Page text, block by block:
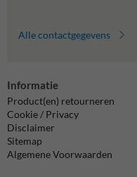
Alle contactgegevens
Informatie
Product(en) retourneren
Cookie / Privacy
Disclaimer
Sitemap
Algemene Voorwaarden